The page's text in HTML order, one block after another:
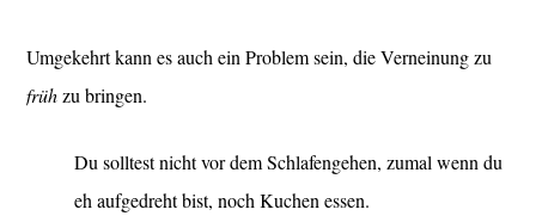
Umgekehrt kann es auch ein Problem sein, die Verneinung zu
frühzu bringen.
Du solltest nicht vor dem Schlafengehen, zumal wenn du
eh aufgedreht bist, noch Kuchen essen.